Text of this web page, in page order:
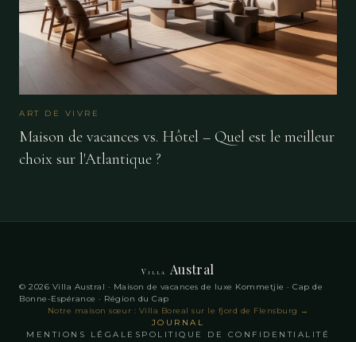
ART DE VIVRE
Maison de vacances vs. Hôtel – Quel est le meilleur
choix sur l'Atlantique ?
Villa Austral
© 2026 Villa Austral · Maison de vacances de luxe Kommetjie · Cap de
Bonne-Espérance · Région du Cap
Notre maison sœur : Villa Boreal sur le fjord de Flensburg →
JOURNAL
MENTIONS LÉGALES POLITIQUE DE CONFIDENTIALITÉ